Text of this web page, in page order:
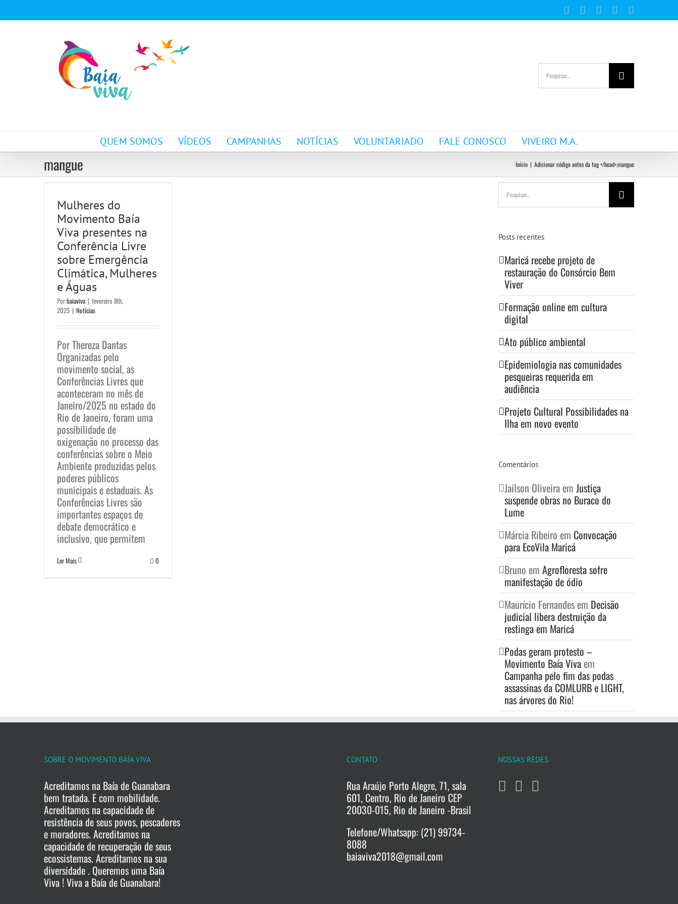
para
FacebookInstagramYouTubeWhatsApp
mail
Buscar
resultados
para:
QUEM SOMOS VÍDEOS CAMPANHAS NOTÍCIAS VOLUNTARIADO FALE CONOSCO VIVEIRO M.A.
mangue Início | Adicionar código antes da tag </head>.mangue
Movimento Baía Viva
presentes na
sobre Emergência
Climática, Mulheres e
Águas
Notícias
Mulheres do
Movimento Baía
Viva presentes na
Conferência Livre
sobre Emergência
Climática, Mulheres
e Águas
Porbaiaviva | fevereiro 8th,
2025 | Notícias
Por Thereza Dantas
Organizadas pelo
movimento social, as
Conferências Livres que
aconteceram no mês de
Janeiro/2025 no estado do
Rio de Janeiro, foram uma
possibilidade de
oxigenação no processo das
conferências sobre o Meio
Ambiente produzidas pelos
poderes públicos
municipais e estaduais. As
Conferências Livres são
importantes espaços de
debate democrático e
inclusivo, que permitem
Ler Mais 0
Buscar
resultados
para:
Posts recentes
Maricá recebe projeto de
restauração do Consórcio Bem
Viver
Formação online em cultura
digital
Ato público ambiental
Epidemiologia nas comunidades
pesqueiras requerida em
audiência
Projeto Cultural Possibilidades na
Ilha em novo evento
Comentários
Jailson Oliveiraem Justiça
suspende obras no Buraco do
Lume
Márcia Ribeiro em Convocação
para EcoVila Maricá
Bruno em Agrofloresta sofre
manifestação de ódio
Maurício Fernandesem Decisão
judicial libera destruição da
restinga em Maricá
Podas geram protesto –
Movimento Baía Vivaem
Campanha pelo fim das podas
assassinas da COMLURB e LIGHT,
nas árvores do Rio!
SOBRE O MOVIMENTO BAÍA VIVA
Acreditamos na Baía de Guanabara
bem tratada. E com mobilidade.
Acreditamos na capacidade de
resistência de seus povos, pescadores
e moradores. Acreditamos na
capacidade de recuperação de seus
ecossistemas. Acreditamos na sua
diversidade . Queremos uma Baía
Viva ! Viva a Baía de Guanabara!
CONTATO
Rua Araújo Porto Alegre, 71, sala
601, Centro, Rio de Janeiro CEP
20030-015, Rio de Janeiro -Brasil
Telefone/Whatsapp: (21) 99734-
8088
baiaviva2018@gmail.com
NOSSAS REDES